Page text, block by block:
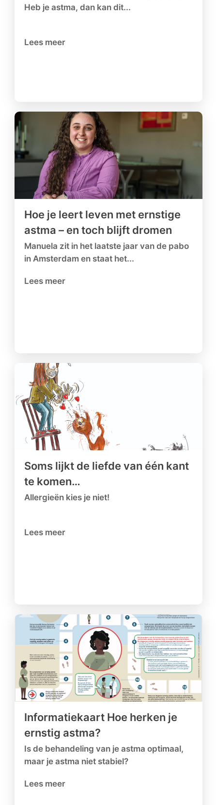
Heb je astma, dan kan dit...
Lees meer
Hoe je leert leven met ernstige
astma – en toch blijft dromen
Manuela zit in het laatste jaar van de pabo
in Amsterdam en staat het...
Lees meer
Soms lijkt de liefde van één kant
te komen…
Allergieën kies je niet!
Lees meer
Informatiekaart Hoe herken je
ernstig astma?
Is de behandeling van je astma optimaal,
maar je astma niet stabiel?
Lees meer